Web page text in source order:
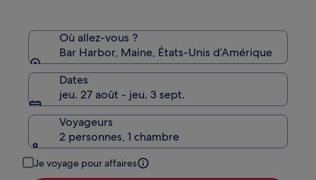
Où allez-vous ?
Bar Harbor, Maine, États-Unis d’Amérique
Dates
jeu. 27 août - jeu. 3 sept.
Voyageurs
2 personnes, 1 chambre
Je voyage pour affaires